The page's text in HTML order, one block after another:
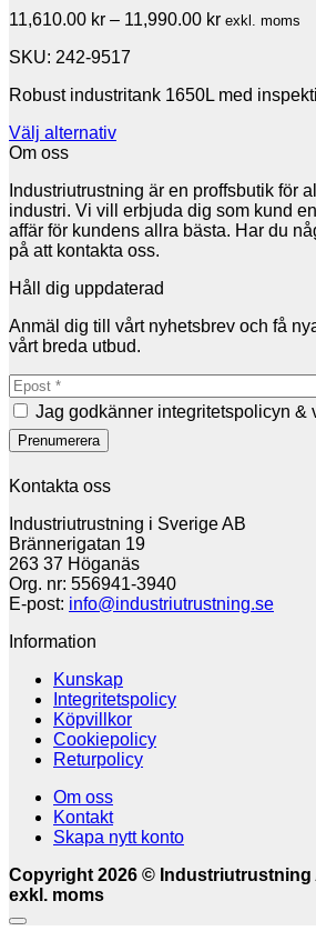
11,610.00 kr – 11,990.00 krPrisintervall:
exkl. moms
SKU: 242-9517
Robust industritank 1650L med
Välj alternativ
Den
produkten
har
flera
varianter.
olika
kan
väljas
på
produktsidan
Om oss
Industriutrustning är en proffsbutik för
industri. Vi vill erbjuda dig som kund
affär för kundens allra bästa. Har du
på att kontakta oss.
Håll dig uppdaterad
Anmäl dig till vårt nyhetsbrev och få
vårt breda utbud.
Jag godkänner integritetspolicyn &
Kontakta oss
Industriutrustning i Sverige AB
Brännerigatan 19
263 37 Höganäs
Org. nr: 556941-3940
E-post: info@industriutrustning.se
Information
Kunskap
Integritetspolicy
Köpvillkor
Cookiepolicy
Returpolicy
Om oss
Kontakt
Skapa nytt konto
Copyright 2026 © Industriutrustning
exkl. moms